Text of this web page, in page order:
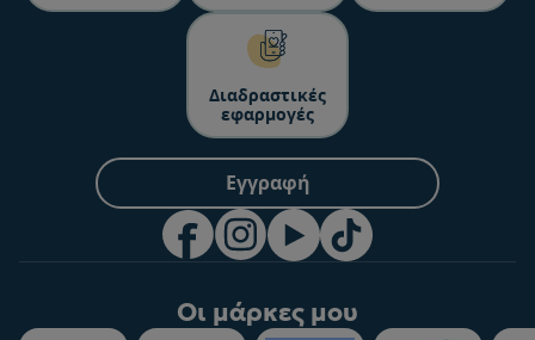
Διαδραστικές
εφαρμογές
Εγγραφή
Οι μάρκες μου